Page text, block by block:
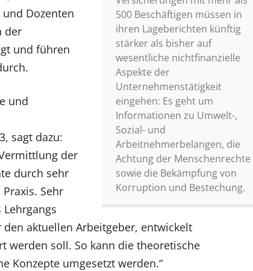
500 Beschäftigen müssen in
ihren Lageberichten künftig
stärker als bisher auf
wesentliche nichtfinanzielle
Aspekte der
Unternehmenstätigkeit
eingehen: Es geht um
Informationen zu Umwelt-,
Sozial- und
Arbeitnehmerbelangen, die
Achtung der Menschenrechte
sowie die Bekämpfung von
Korruption und Bestechung.
Dozenten
der
und führen
und
sagt dazu:
der
durch sehr
Sehr
den aktuellen Arbeitgeber, entwickelt
werden soll. So kann die theoretische
Konzepte umgesetzt werden.“